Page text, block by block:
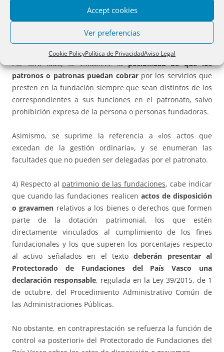
Accept cookies
Ver preferencias
Cookie PolicyPolítica de PrivacidadAviso Legal
Registro de Fundaciones del País Vasco, con efectos
retroactivos a la fecha en la que fueron formalmente
Por otro lado, se establece laposibilidad de que los
patronos o patronas puedan cobrarpor los servicios que
presten en la fundación siempre que sean distintos de los
correspondientes a sus funciones en el patronato, salvo
prohibición expresa de la persona o personas fundadoras.
Asimismo, se suprime la referencia a «los actos que
excedan de la gestión ordinaria», y se enumeran las
facultades que no pueden ser delegadas por el patronato.
4) Respecto al patrimonio de las fundaciones, cabe indicar
que cuando las fundaciones realicen actos de disposición
o gravamen relativos a los bienes o derechos que formen
parte de la dotación patrimonial, los que estén
directamente vinculados al cumplimiento de los fines
fundacionales y los que superen los porcentajes respecto
al activo señalados en el textodeberán presentar al
Protectorado de Fundaciones del País Vasco una
declaración responsable, regulada en la Ley 39/2015, de 1
de octubre, del Procedimiento Administrativo Común de
las Administraciones Públicas.
No obstante, en contraprestación se refuerza la función de
control «a posteriori» del Protectorado de Fundaciones del